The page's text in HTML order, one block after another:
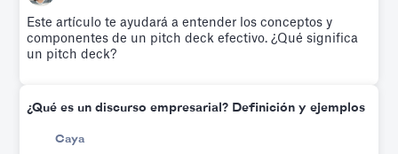
Este artículo te ayudará a entender los conceptos y
componentes de un pitch deck efectivo. ¿Qué significa
un pitch deck?
¿Qué es un discurso empresarial? Definición y ejemplos
Caya